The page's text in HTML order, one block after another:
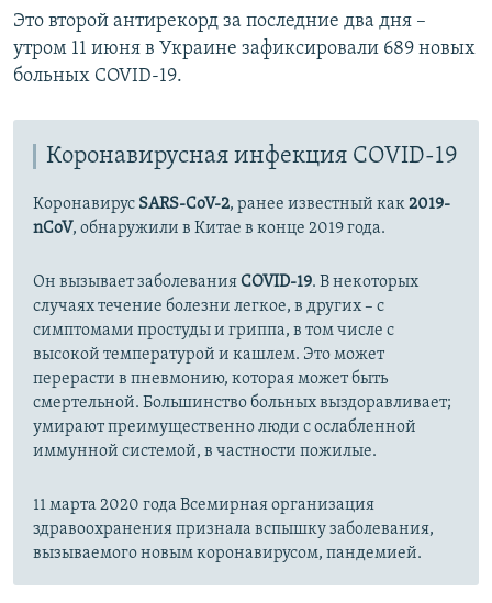
Это второй антирекорд за последние два дня –
утром 11 июня в Украине зафиксировали 689 новых
больных COVID-19.
Коронавирусная инфекция COVID-19
Коронавирус SARS-CoV-2, ранее известный как2019-
nCoV, обнаружили в Китае в конце 2019 года.
Он вызывает заболеванияCOVID-19. В некоторых
случаях течение болезни легкое, в других – с
симптомами простуды и гриппа, в том числе с
высокой температурой и кашлем. Это может
перерасти в пневмонию, которая может быть
смертельной. Большинство больных выздоравливает;
умирают преимущественно люди с ослабленной
иммунной системой, в частности пожилые.
11 марта 2020 года Всемирная организация
здравоохранения признала вспышку заболевания,
вызываемого новым коронавирусом, пандемией.